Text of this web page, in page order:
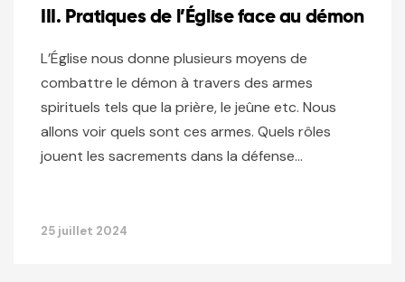
III. Pratiques de l’Église face au démon
L’Église nous donne plusieurs moyens de
combattre le démon à travers des armes
spirituels tels que la prière, le jeûne etc. Nous
allons voir quels sont ces armes. Quels rôles
jouent les sacrements dans la défense…
25 juillet 2024